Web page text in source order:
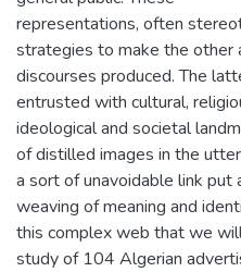
representations, often
strategies to make the other
discourses produced. The
entrusted with cultural,
ideological and societal
of distilled images in the
a sort of unavoidable link
weaving of meaning and
this complex web that we
study of 104 Algerian